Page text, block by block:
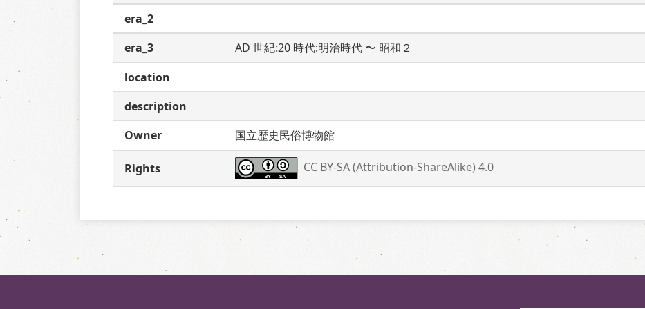
era_2
era_3
AD 世紀:20 時代:明治時代 〜 昭和２
location
description
Owner
国立歴史民俗博物館
Rights CC BY-SA (Attribution-ShareAlike) 4.0